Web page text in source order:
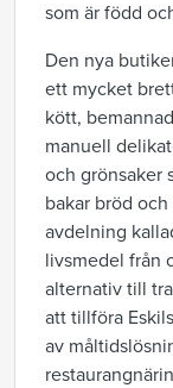
som är född
Den nya
ett mycket
kött,
manuell
och grönsaker
bakar bröd
avdelning
livsmedel från
alternativ till
att tillföra
av